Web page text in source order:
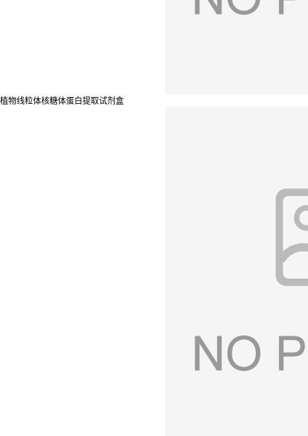
植物线粒体核糖体蛋白提取试剂盒